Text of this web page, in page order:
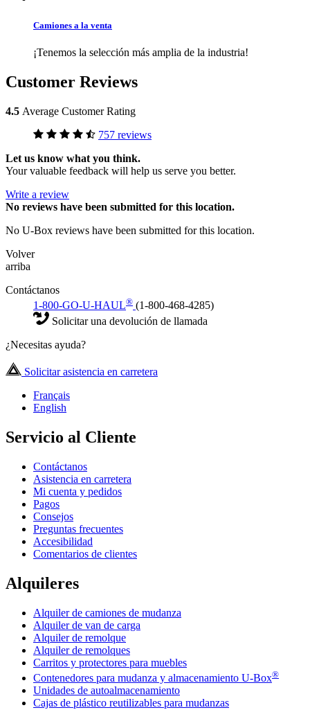
Camiones a la venta
¡Tenemos la selección más amplia de la industria!
Customer Reviews
4.5 Average Customer Rating
757 reviews
Let us know what you think.
Your valuable feedback will help us serve you better.
Write a review
No reviews have been submitted for this location.
No U-Box reviews have been submitted for this location.
Volver
arriba
Contáctanos
1-800-GO-U-HAUL® (1-800-468-4285)
Solicitar una devolución de llamada
¿Necesitas ayuda?
Solicitar asistencia en carretera
Français
English
Servicio al Cliente
Contáctanos
Asistencia en carretera
Mi cuenta y pedidos
Pagos
Consejos
Preguntas frecuentes
Accesibilidad
Comentarios de clientes
Alquileres
Alquiler de camiones de mudanza
Alquiler de van de carga
Alquiler de remolque
Alquiler de remolques
Carritos y protectores para muebles
Contenedores para mudanza y almacenamiento U-Box®
Unidades de autoalmacenamiento
Cajas de plástico reutilizables para mudanzas